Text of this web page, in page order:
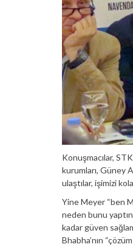
Konuşmacılar,
kurumları, Güney
ulaştılar, işimizi
Yine Meyer “ben
neden bunu
kadar güven
Bhabha’nın